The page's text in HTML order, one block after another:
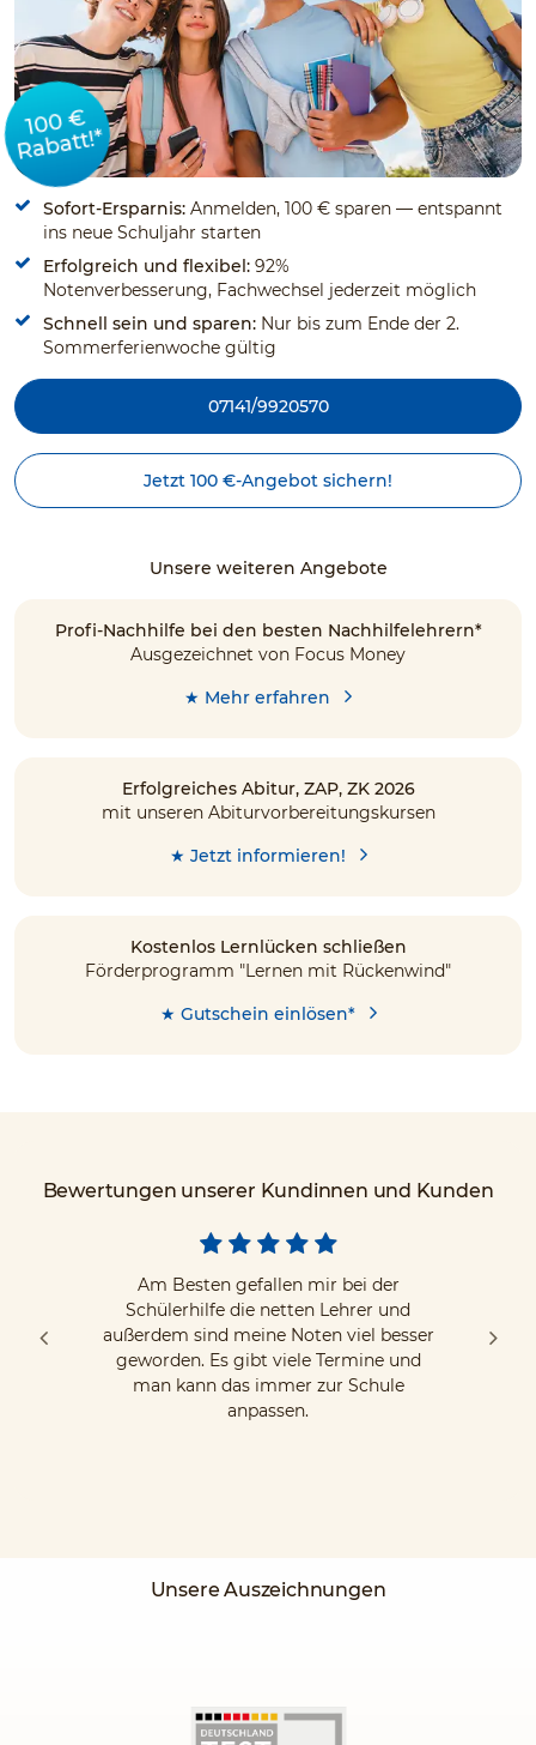
100 €
Rabatt!*
Sofort-Ersparnis: Anmelden, 100 € sparen — entspannt
ins neue Schuljahr starten
Erfolgreich und flexibel: 92%
Notenverbesserung, Fachwechsel jederzeit möglich
Schnell sein und sparen: Nur bis zum Ende der 2.
Sommerferienwoche gültig
07141/9920570
Jetzt 100 €-Angebot sichern!
Unsere weiteren Angebote
Profi-Nachhilfe bei den besten Nachhilfelehrern*
Ausgezeichnet von Focus Money
★ Mehr erfahren
Erfolgreiches Abitur, ZAP, ZK 2026
mit unseren Abiturvorbereitungskursen
★ Jetzt informieren!
Kostenlos Lernlücken schließen
Förderprogramm "Lernen mit Rückenwind"
★ Gutschein einlösen*
Bewertungen unserer Kundinnen und Kunden
Am Besten gefallen mir bei der
Schülerhilfe die netten Lehrer und
außerdem sind meine Noten viel besser
geworden. Es gibt viele Termine und
man kann das immer zur Schule
anpassen.
Unsere Auszeichnungen